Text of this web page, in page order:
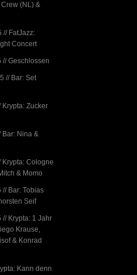
(NL) &
// FatJazz:
Concert
// Geschlossen
// Bar: Set
Krypta: Zucker
Bar: Nina &
Krypta: Cologne
& Momo
Bar: Tobias
Seif
Krypta: 1 Jahr
Krause,
& Konrad
Kann denn